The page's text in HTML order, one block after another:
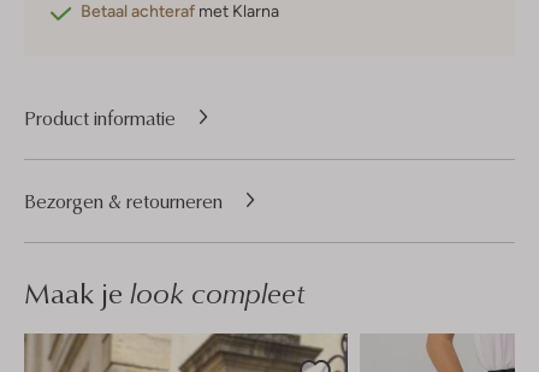
Betaal achteraf met Klarna
Product informatie
Bezorgen & retourneren
Maak je look compleet